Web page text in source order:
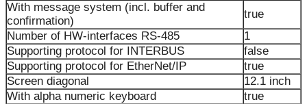
With message system (incl. buffer and
confirmation)
true
Number of HW-interfaces RS-485
1
Supporting protocol for INTERBUS
false
Supporting protocol for EtherNet/IP
true
Screen diagonal
12.1 inch
With alpha numeric keyboard
true